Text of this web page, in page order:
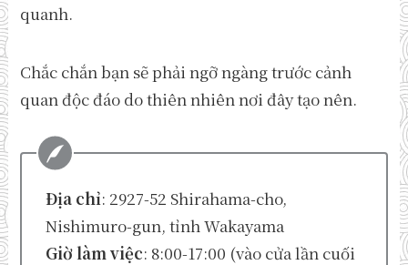
quanh.
Chắc chắn bạn sẽ phải ngỡ ngàng trước cảnh
quan độc đáo do thiên nhiên nơi đây tạo nên.
Địa chỉ: 2927-52 Shirahama-cho,
Nishimuro-gun, tỉnh Wakayama
Giờ làm việc: 8:00-17:00 (vào cửa lần cuối